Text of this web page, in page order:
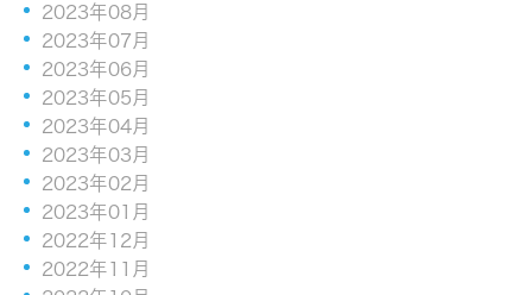
2023年08月
2023年07月
2023年06月
2023年05月
2023年04月
2023年03月
2023年02月
2023年01月
2022年12月
2022年11月